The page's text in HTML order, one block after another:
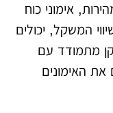
אימוני כוח
המשקל, יכולים
מתמודד עם
את האימונים